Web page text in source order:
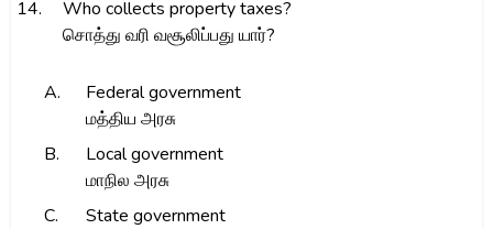
14.
Who collects property taxes?
சொத்து வரி வசூலிப்பது யார்?
A.
Federal government
மத்திய அரசு
B.
Local government
மாநில அரசு
C.
State government